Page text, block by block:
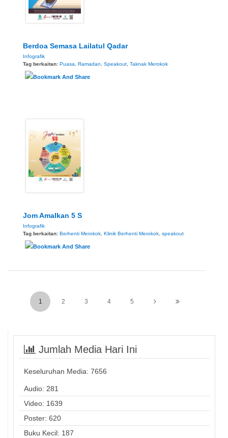
Berdoa Semasa Lailatul Qadar
Infografik
Tag berkaitan: Puasa Ramadan Speakout Taknak Merokok
Jom Amalkan 5 S
Infografik
Tag berkaitan: Berhenti Merokok Klinik Berhenti Merokok speakout
1 2 3 4 5
Jumlah Media Hari Ini
Keseluruhan Media: 7656
Audio: 281
Video: 1639
Poster: 620
Buku Kecil: 187